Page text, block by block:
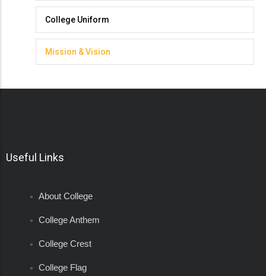
College Uniform
Mission & Vision
Useful Links
About College
College Anthem
College Crest
College Flag